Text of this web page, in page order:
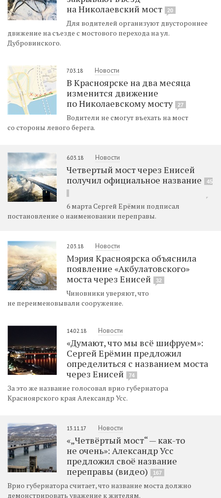
на Николаевский мост
20
Для водителей организуют двустороннее
движение на съезде с мостового перехода на ул.
Дубровинского.
7.03.18 Новости
В Красноярске на два месяца
изменится движение
по Николаевскому мосту
27
Водители не смогут въехать на мост
со стороны левого берега.
6.03.18 Новости
Четвертый мост через Енисей
получил официальное название
45
6 марта Сергей Ерёмин подписал
постановление о наименовании переправы.
2.03.18 Новости
Мэрия Красноярска объяснила
появление «Акбулатовского»
моста через Енисей
32
Чиновники уверяют, что
не переименовывали сооружение.
14.02.18 Новости
«Думают, что мы всё шифруем»:
Сергей Ерёмин предложил
определиться с названием моста
через Енисей
74
За это же название голосовал врио губернатора
Красноярского края Александр Усс.
13.11.17 Новости
«„Четвёртый мост“ — как-то
не очень»: Александр Усс
предложил своё название
переправы (видео)
167
Врио губернатора считает, что название моста должно
демонстрировать уважение к жителям.